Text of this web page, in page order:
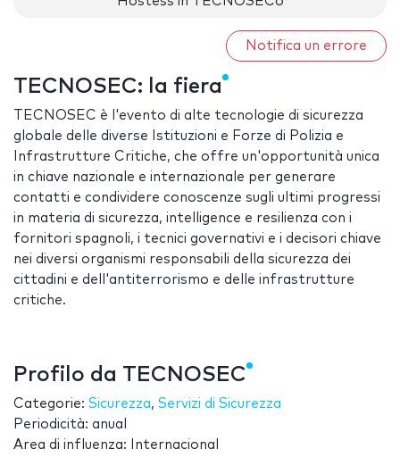
Notifica un errore
TECNOSEC: la fiera
TECNOSEC è l'evento di alte tecnologie di sicurezza
globale delle diverse Istituzioni e Forze di Polizia e
Infrastrutture Critiche, che offre un'opportunità unica
in chiave nazionale e internazionale per generare
contatti e condividere conoscenze sugli ultimi progressi
in materia di sicurezza, intelligence e resilienza con i
fornitori spagnoli, i tecnici governativi e i decisori chiave
nei diversi organismi responsabili della sicurezza dei
cittadini e dell'antiterrorismo e delle infrastrutture
critiche.
Profilo da TECNOSEC
Categorie: Sicurezza, Servizi di Sicurezza
Periodicità: anual
Area di influenza: Internacional